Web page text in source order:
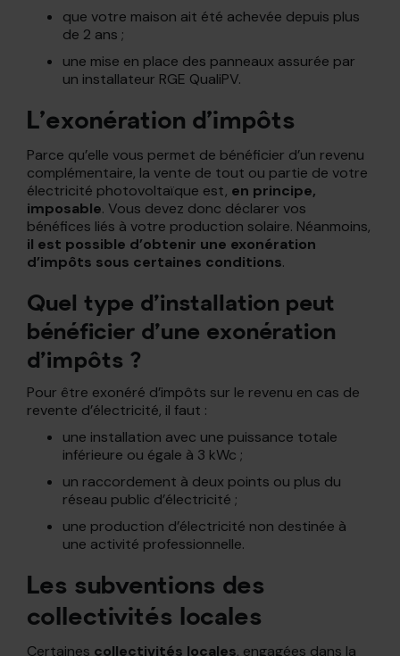
que votre maison ait été achevée depuis plus
de 2 ans ;
une mise en place des panneaux assurée par
un installateur RGE QualiPV.
L’exonération d’impôts
Parce qu’elle vous permet de bénéficier d’un revenu
complémentaire, la vente de tout ou partie de votre
électricité photovoltaïque est, en principe,
imposable. Vous devez donc déclarer vos
bénéfices liés à votre production solaire. Néanmoins,
il est possible d’obtenir une exonération
d’impôts sous certaines conditions.
Quel type d’installation peut
bénéficier d’une exonération
d’impôts ?
Pour être exonéré d’impôts sur le revenu en cas de
revente d’électricité, il faut :
une installation avec une puissance totale
inférieure ou égale à 3 kWc ;
un raccordement à deux points ou plus du
réseau public d’électricité ;
une production d’électricité non destinée à
une activité professionnelle.
Les subventions des
collectivités locales
Certaines collectivités locales, engagées dans la